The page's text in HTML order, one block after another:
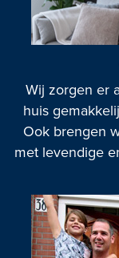
Wij zorgen er
huis
Ook brengen
met levendige